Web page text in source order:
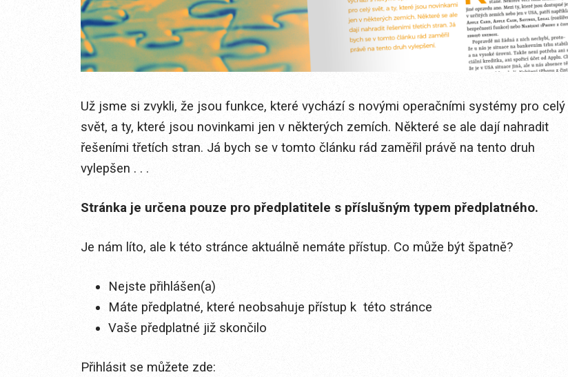
Už jsme si zvykli, že jsou funkce, které vychází s novými operačními systémy pro celý
svět, a ty, které jsou novinkami jen v některých zemích. Některé se ale dají nahradit
řešeními třetích stran. Já bych se v tomto článku rád zaměřil právě na tento druh
vylepšen . . .
Stránka je určena pouze pro předplatitele s příslušným typem předplatného.
Je nám líto, ale k této stránce aktuálně nemáte přístup. Co může být špatně?
Nejste přihlášen(a)
Máte předplatné, které neobsahuje přístup k této stránce
Vaše předplatné již skončilo
Přihlásit se můžete zde: